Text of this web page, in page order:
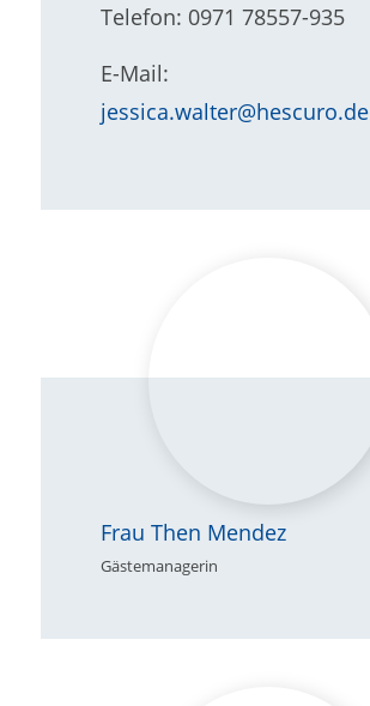
Telefon: 0971 78557-935
E-Mail:
jessica.walter@hescuro.de
Frau Then Mendez
Gästemanagerin